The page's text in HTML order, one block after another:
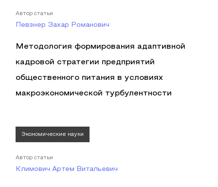
Автор статьи
Певзнер Захар Романович
Методология формирования адаптивной
кадровой стратегии предприятий
общественного питания в условиях
макроэкономической турбулентности
Экономические науки
Автор статьи
Климович Артем Витальевич